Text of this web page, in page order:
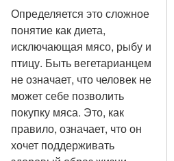
Определяется это сложное
понятие как диета,
исключающая мясо, рыбу и
птицу. Быть вегетарианцем
не означает, что человек не
может себе позволить
покупку мяса. Это, как
правило, означает, что он
хочет поддерживать